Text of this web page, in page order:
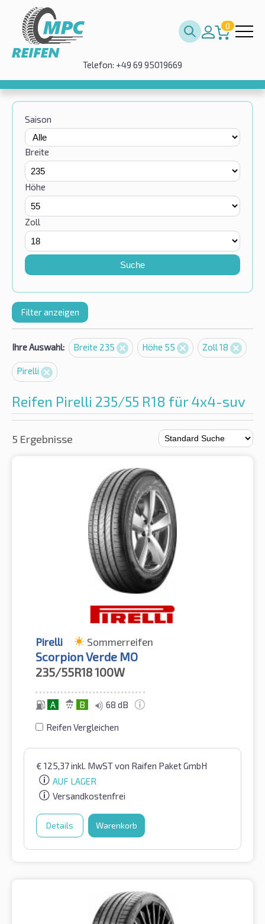
0
Telefon: +49 69 95019669
Saison
Breite
Höhe
Zoll
Suche
Filter anzeigen
Ihre Auswahl: Breite 235 Höhe 55 Zoll 18
Pirelli
Reifen Pirelli 235/55 R18 für 4x4-suv
5 Ergebnisse
Pirelli Sommerreifen
Scorpion Verde MO
235/55R18100W
A B 68 dB
Reifen Vergleichen
€ 125,37inkl. MwSTvon Raifen Paket GmbH
AUF LAGER
Versandkostenfrei
Details Warenkorb